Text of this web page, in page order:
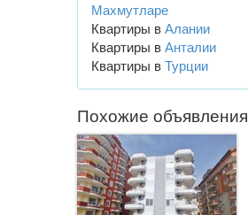
Махмутларе
Квартиры в Алании
Квартиры в Анталии
Квартиры в Турции
Похожие объявления